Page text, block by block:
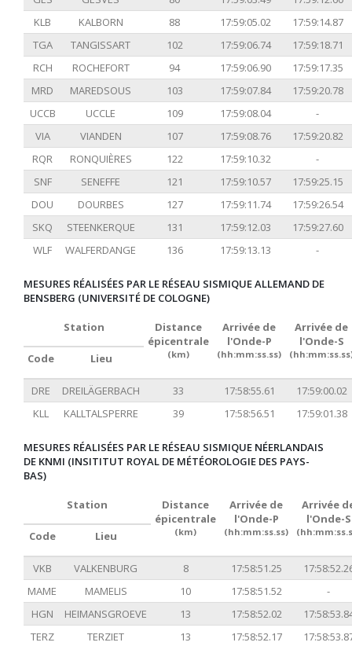
KLB
KALBORN 88 17:59:05.02
17:59:14.87
TGA
TANGISSART 102 17:59:06.74
17:59:18.71
RCH
ROCHEFORT 94 17:59:06.90
17:59:17.35
MRD
MAREDSOUS 103 17:59:07.84
17:59:20.78
UCCB
UCCLE 109 17:59:08.04
-
VIA
VIANDEN 107 17:59:08.76
17:59:20.82
RQR
RONQUIÈRES 122 17:59:10.32
-
SNF
SENEFFE 121 17:59:10.57
17:59:25.15
DOU
DOURBES 127 17:59:11.74
17:59:26.54
SKQ
STEENKERQUE 131 17:59:12.03
17:59:27.60
WLF
WALFERDANGE 136 17:59:13.13 -
MESURES RÉALISÉES PAR LE RÉSEAU SISMIQUE ALLEMAND DE
BENSBERG (UNIVERSITÉ DE COLOGNE)
Station
Distance
épicentrale
(km)
Arrivée de
l'Onde-P
(hh:mm:ss.ss)
Arrivée de
l'Onde-S
Code Lieu
DRE DREILÄGERBACH 33 17:58:55.61
17:59:00.02
KLL
KALLTALSPERRE 39 17:58:56.51 17:59:01.38
MESURES RÉALISÉES PAR LE RÉSEAU SISMIQUE NÉERLANDAIS
DE KNMI (INSITITUT ROYAL DE MÉTÉOROLOGIE DES PAYS-
BAS)
Station
Distance
épicentrale
(km)
Arrivée de
l'Onde-P
(hh:mm:ss.ss)
Arrivée
l'Onde-S
Code Lieu
VKB VALKENBURG 8 17:58:51.25
MAME
MAMELIS 10 17:58:51.52
-
HGN
HEIMANSGROEVE 13 17:58:52.02
TERZ
TERZIET 13 17:58:52.17